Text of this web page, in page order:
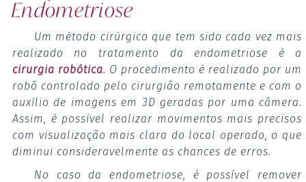
Endometriose
Um método cirúrgico que tem sido cada vez mais
realizado no tratamento da endometriose é a
cirurgia robótica. O procedimento é realizado por um
robô controlado pelo cirurgião remotamente e com o
auxílio de imagens em 3D geradas por uma câmera.
Assim, é possível realizar movimentos mais precisos
com visualização mais clara do local operado, o que
diminui consideravelmente as chances de erros.
No caso da endometriose, é possível remover